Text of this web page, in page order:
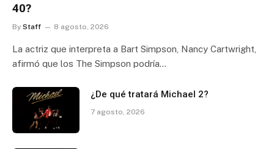
40?
By Staff 8 agosto, 2026
La actriz que interpreta a Bart Simpson, Nancy Cartwright,
afirmó que los The Simpson podría…
¿De qué tratará Michael 2?
7 agosto, 2026